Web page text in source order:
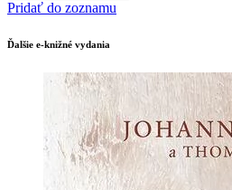
Pridať do zoznamu
Ďalšie e-knižné vydania